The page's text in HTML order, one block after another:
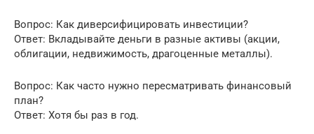
Вопрос: Как диверсифицировать инвестиции?
Ответ: Вкладывайте деньги в разные активы (акции,
облигации, недвижимость, драгоценные металлы).
Вопрос: Как часто нужно пересматривать финансовый
план?
Ответ: Хотя бы раз в год.